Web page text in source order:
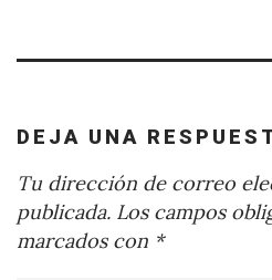
DEJA UNA
Tu dirección de correo
publicada. Los campos
marcados con *